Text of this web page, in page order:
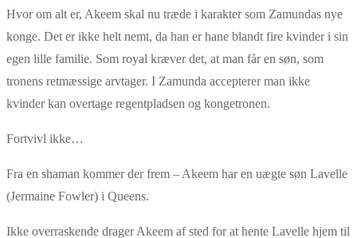
Hvor om alt er, Akeem skal nu træde i karakter som Zamundas nye
konge. Det er ikke helt nemt, da han er hane blandt fire kvinder i sin
egen lille familie. Som royal kræver det, at man får en søn, som
tronens retmæssige arvtager. I Zamunda accepterer man ikke
kvinder kan overtage regentpladsen og kongetronen.
Fortvivl ikke…
Fra en shaman kommer der frem – Akeem har en uægte søn Lavelle
(Jermaine Fowler) i Queens.
Ikke overraskende drager Akeem af sted for at hente Lavelle hjem til